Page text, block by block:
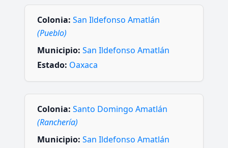
Colonia: San Ildefonso Amatlán
(Pueblo)
Municipio: San Ildefonso Amatlán
Estado: Oaxaca
Colonia: Santo Domingo Amatlán
(Ranchería)
Municipio: San Ildefonso Amatlán